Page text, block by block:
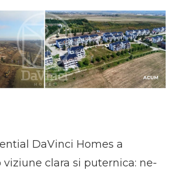
DaVinci Homes a
clara si puternica: ne-